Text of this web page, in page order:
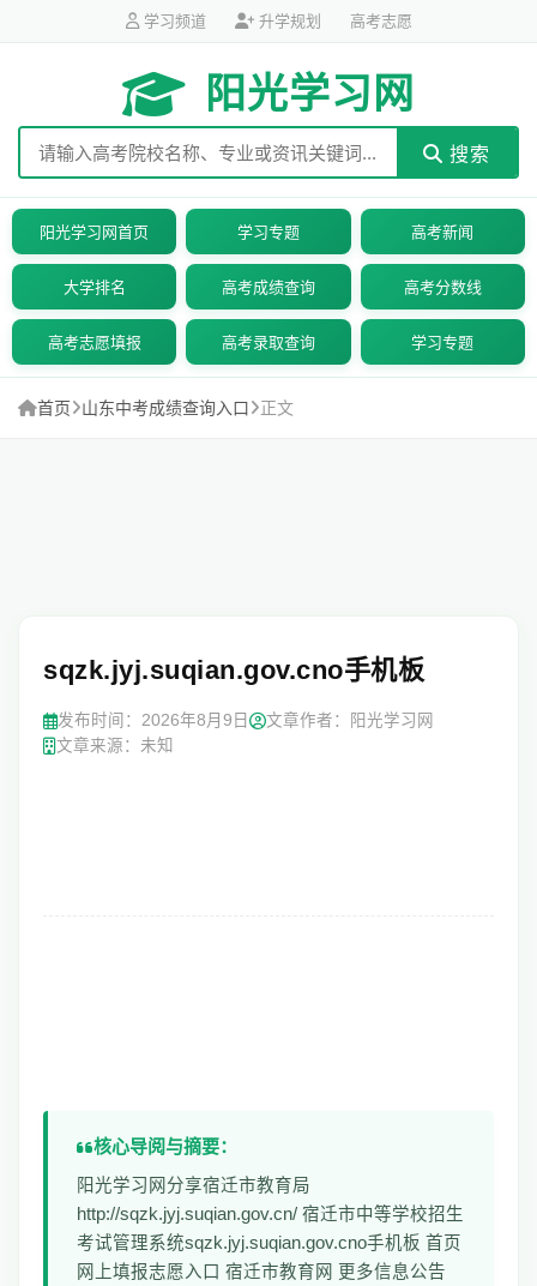
学习频道 升学规划 高考志愿
阳光学习网
搜索
阳光学习网首页 学习专题 高考新闻
大学排名 高考成绩查询 高考分数线
高考志愿填报 高考录取查询 学习专题
首页 山东中考成绩查询入口 正文
sqzk.jyj.suqian.gov.cno手机板
发布时间： 2026年8月9日
文章作者：阳光学习网
文章来源：未知
核心导阅与摘要：
阳光学习网分享宿迁市教育局
http://sqzk.jyj.suqian.gov.cn/ 宿迁市中等学校招生
考试管理系统sqzk.jyj.suqian.gov.cno手机板 首页
网上填报志愿入口 宿迁市教育网 更多信息公告